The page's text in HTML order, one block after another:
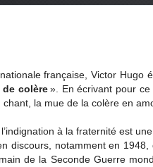
française, Victor Hugo
de colère». En écrivant pour ce
chant, la mue de la colère en
à la fraternité est
discours, notamment en
de la Seconde Guerre